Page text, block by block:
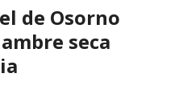
de Osorno
seca